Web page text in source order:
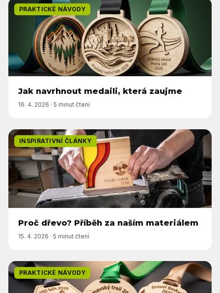
PRAKTICKÉ NÁVODY
Jak navrhnout medaili, která zaujme
16. 4. 2026 · 5 minut čtení
INSPIRATIVNÍ ČLÁNKY
Proč dřevo? Příběh za naším materiálem
15. 4. 2026 · 5 minut čtení
PRAKTICKÉ NÁVODY